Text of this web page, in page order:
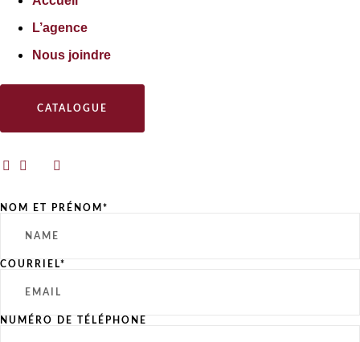
L’agence
Nous joindre
CATALOGUE
NOM ET PRÉNOM*
COURRIEL*
NUMÉRO DE TÉLÉPHONE